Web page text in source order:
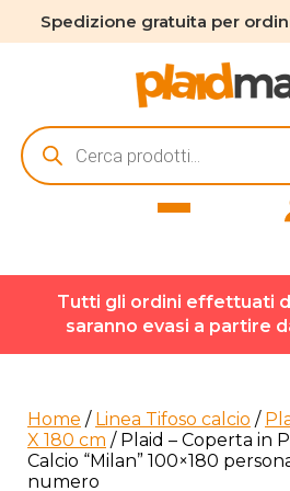
Spedizione gratuita per
Ricerca
prodotti
Tutti gli ordini effettuati
saranno evasi a partire
Home / Linea Tifoso calcio /
X 180 cm / Plaid – Coperta in
Calcio “Milan” 100×180
numero